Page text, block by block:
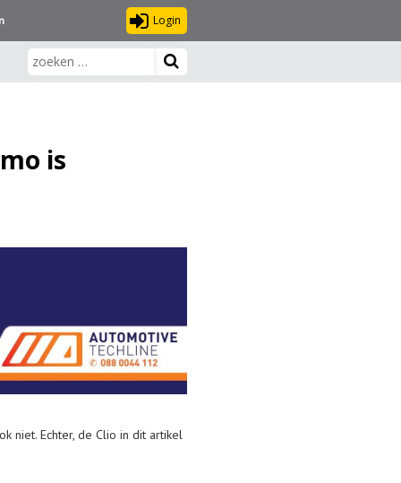
Login
is
niet. Echter, de Clio in dit artikel